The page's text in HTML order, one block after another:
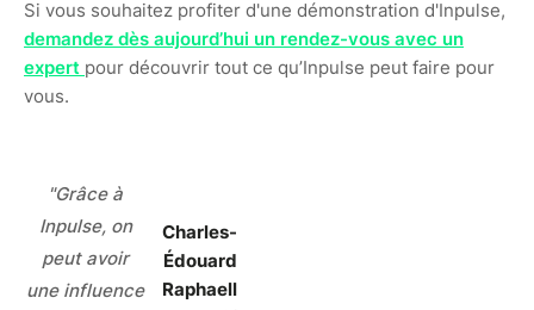
Si vous souhaitez profiter d'une démonstration d'Inpulse,
demandez dès aujourd’hui un rendez-vous avec un
expert pour découvrir tout ce qu’Inpulse peut faire pour
vous.
"Grâce à
Inpulse, on
peut avoir
une influence
Charles-
Édouard
Raphaell